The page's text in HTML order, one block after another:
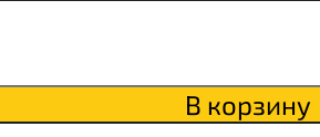
В корзину